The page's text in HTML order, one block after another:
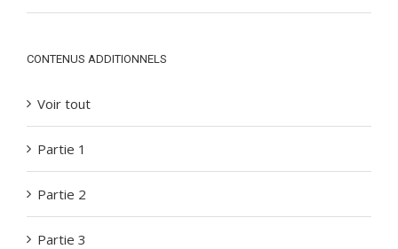
CONTENUS ADDITIONNELS
Voir tout
Partie 1
Partie 2
Partie 3